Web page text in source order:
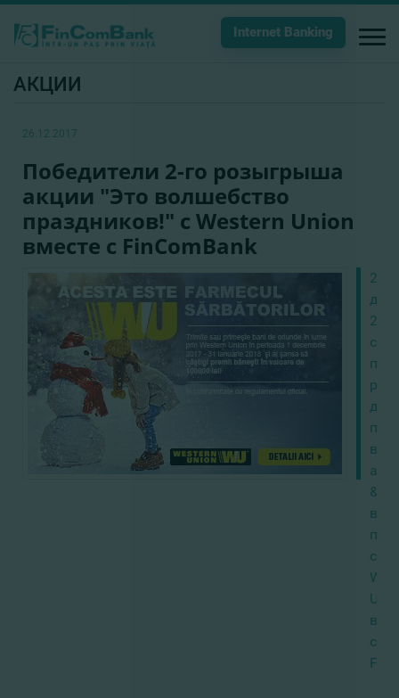
Internet Banking
АКЦИИ
26.12.2017
Победители 2-го розыгрыша
акции "Это волшебство
праздников!" с Western Union
вместе с FinComBank
22
в
с
с